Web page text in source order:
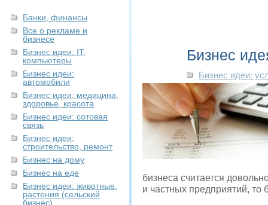
Банки, финансы
Все о рекламе и
бизнесе
Бизнес идеи: IT,
компьютеры
Бизнес идеи:
автомобили
Бизнес идеи: медицина,
здоровье, красота
Бизнес идеи: сотовая
связь
Бизнес идеи:
строительство, ремонт
Бизнес на дому
Бизнес на еде
Бизнес идеи: животные,
растения (сельский
бизнес)
Бизнес
Бизнес идеи:
бизнеса считается
и частных предприятий, то